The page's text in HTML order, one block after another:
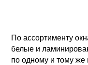
По ассортименту
белые и
по одному и тому же